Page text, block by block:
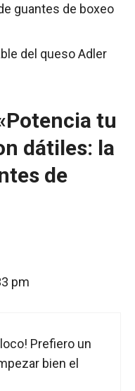
guantes de boxeo
del queso Adler
tu
dátiles: la
de
pm
loco! Prefiero un
bien el